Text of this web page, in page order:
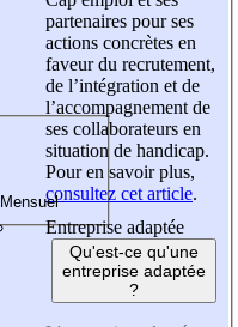
partenaires pour ses
actions concrètes en
faveur du recrutement,
de l’intégration et de
l’accompagnement de
ses collaborateurs en
situation de handicap.
Pour en savoir plus,
consultez cet article.
Entreprise adaptée
Qu'est-ce qu'une
entreprise adaptée
?